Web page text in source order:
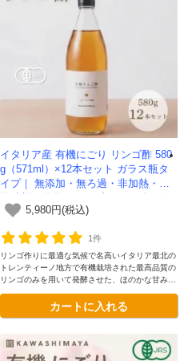
イタリア産 有機にごり リンゴ酢 580
g（571ml）×12本セット ガラス瓶タ
イプ｜ 無添加・無ろ過・非加熱・発
ガー -かわしま屋-
5,980円(税込)
1件
リンゴ作りに最適な気候で名高いイタリア最北の
トレンティーノ地方で有機栽培された最高品質の
リンゴのみを用いて発酵させた、ほのかな甘みと
ていない、本物のリンゴ酢をガラス瓶容器にてお
楽しみください。
カートに入れる